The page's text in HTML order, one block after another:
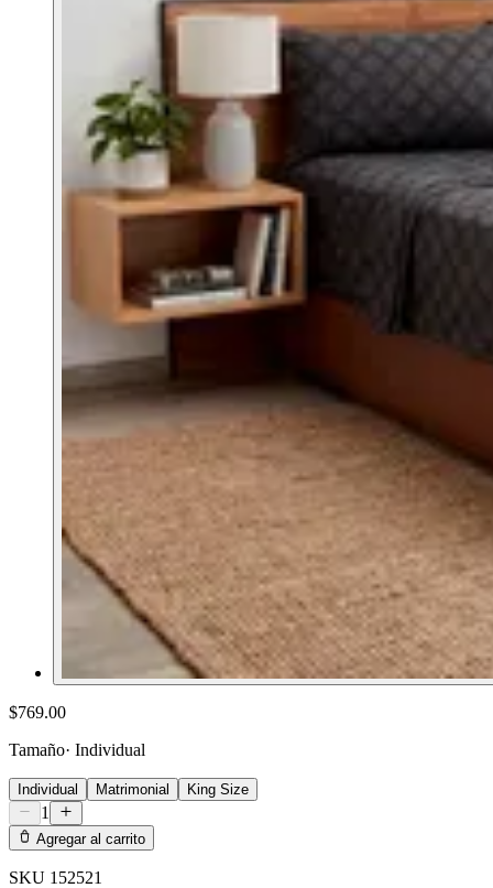
$769.00
Tamaño· Individual
Individual Matrimonial King Size
1
Agregar al carrito
SKU 152521